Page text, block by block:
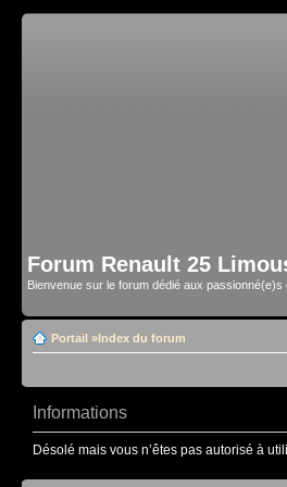
Forum Renault 25
Bienvenue sur le forum dédié aux passionné(e)s
Portail »Index du forum
Informations
Désolé mais vous n’êtes pas autorisé à